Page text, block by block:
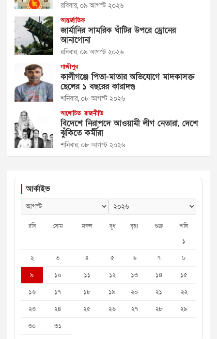
রবিবার, ০৯ আগস্ট ২০২৬
আন্তর্জাতিক
জার্মানির সামরিক ঘাঁটির উপরে ড্রোনের
আনাগোনা
রবিবার, ০৯ আগস্ট ২০২৬
গাজীপুর
কালীগঞ্জে পিতা-মাতার অভিযোগে মাদকাসক্ত
ছেলের ১ বছরের কারাদণ্ড
শনিবার, ০৮ আগস্ট ২০২৬
আলোচিত রাজনীতি
বিদেশে নিরাপদে আওয়ামী লীগ নেতারা, দেশে
ঝুঁকিতে কর্মীরা
শনিবার, ০৮ আগস্ট ২০২৬
আর্কাইভ
রবি সোম মঙ্গল বুধ বৃহঃ শুক্র শনি
১
২
৩ ৪ ৫ ৬ ৭
৮
৯
১০ ১১ ১২ ১৩ ১৪
১৫
১৬
১৭ ১৮ ১৯ ২০ ২১
২২
২৩
২৪ ২৫ ২৬ ২৭ ২৮
২৯
৩০
৩১